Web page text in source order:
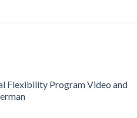
Flexibility Program Video and